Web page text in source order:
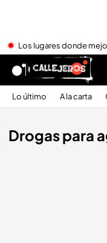
Los lugares donde
Lo último A la carta
Drogas para